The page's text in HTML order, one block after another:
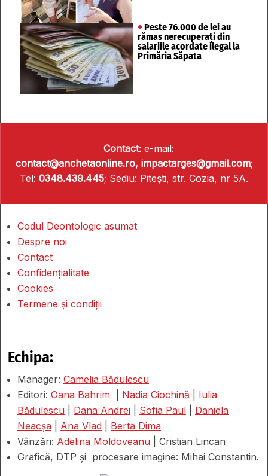
+ Peste 76.000 de lei au
rămas nerecuperați din
salariile acordate ilegal la
Primăria Săpata
Contact: e-mail:
contact@anchetaonline.ro, impactarges@gmail.com;
Tel: 0348.439.445; Sediu: Pitești, str. Cozia, nr 5A.
Codul Deontologic asumat
Despre noi
Contact
Confidențialitate
Cookies
Termene și condiții
Echipa:
Manager: Camelia Bădulescu
Editori: Oana Bahrim Nadia Ciochină
Iulia
Bădulescu
Dana Andrei Sofia Paul
Daniela
Neacșa
Ana Vlad
Berta Dima
Vânzări: Adelina Moldoveanu | Cristian Lincan
Grafică, DTP și procesare imagine: Mihai Constantin.